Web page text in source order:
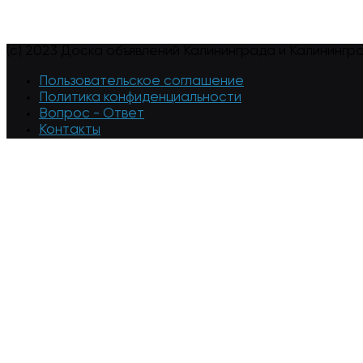
Пользовательское соглашение
Политика конфиденциальности
Вопрос - Ответ
Контакты